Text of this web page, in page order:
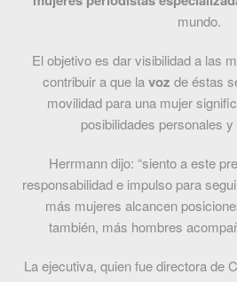
mundo.
El objetivo es dar visibilidad a las
contribuir a que lavoz de éstas
movilidad para una mujer
posibilidades personales
Herrmann dijo: “siento a este
responsabilidad e impulso para
más mujeres alcancen
también, más hombres
La ejecutiva, quien fue directora de